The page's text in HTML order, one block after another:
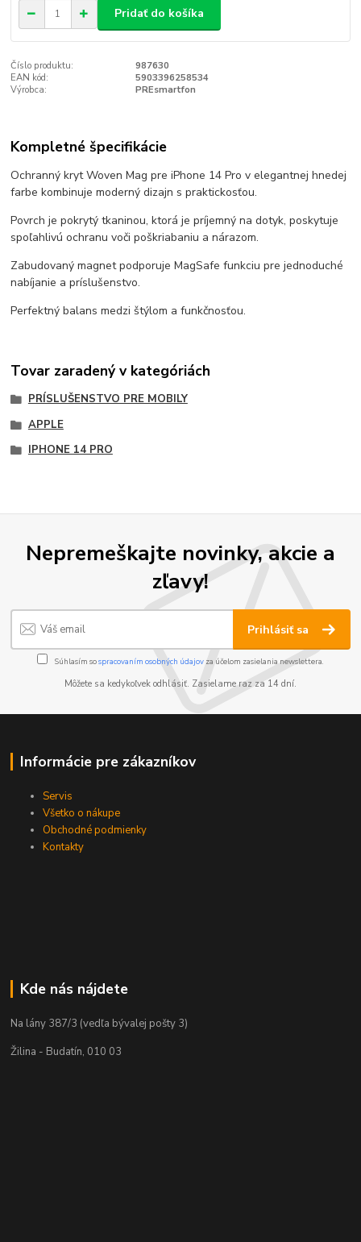
Pridať do košíka
Číslo produktu:
987630
EAN kód:
5903396258534
Výrobca:
PREsmartfon
Kompletné špecifikácie
Ochranný kryt Woven Mag pre iPhone 14 Pro v elegantnej hnedej
farbe kombinuje moderný dizajn s praktickosťou.
Povrch je pokrytý tkaninou, ktorá je príjemný na dotyk, poskytuje
spoľahlivú ochranu voči poškriabaniu a nárazom.
Zabudovaný magnet podporuje MagSafe funkciu pre jednoduché
nabíjanie a príslušenstvo.
Perfektný balans medzi štýlom a funkčnosťou.
Tovar zaradený v kategóriách
PRÍSLUŠENSTVO PRE MOBILY
APPLE
IPHONE 14 PRO
Nepremeškajte novinky, akcie a
zľavy!
Prihlásiť sa
Súhlasím sospracovaním osobných údajov za účelom zasielania newslettera.
Môžete sa kedykoľvek odhlásiť. Zasielame raz za 14 dní.
Informácie pre zákazníkov
Servis
Všetko o nákupe
Obchodné podmienky
Kontakty
Kde nás nájdete
Na lány 387/3 (vedľa bývalej pošty 3)
Žilina - Budatín, 010 03